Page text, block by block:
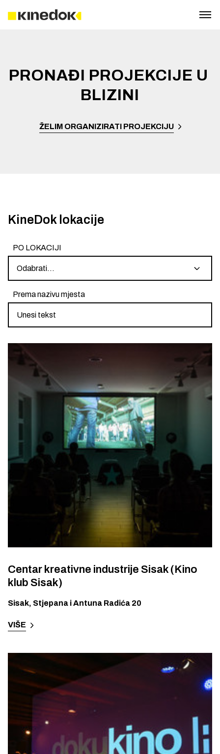
PRONAĐI PROJEKCIJE U
BLIZINI
ŽELIM ORGANIZIRATI PROJEKCIJU
KineDok lokacije
PO LOKACIJI
Odabrati...
Prema nazivu mjesta
Centar kreativne industrije Sisak (Kino
klub Sisak)
Sisak, Stjepana i Antuna Radića 20
VIŠE